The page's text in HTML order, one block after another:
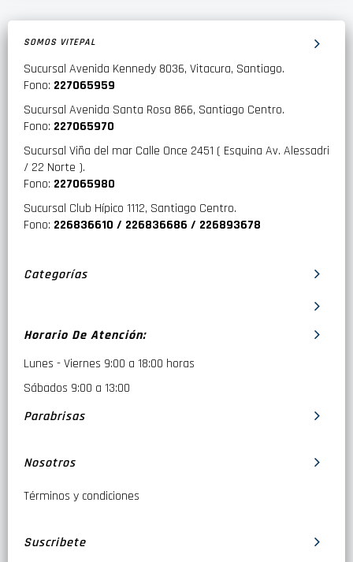
SOMOS VITEPAL
Sucursal Avenida Kennedy 8036, Vitacura, Santiago.
Fono: 227065959
Sucursal Avenida Santa Rosa 866, Santiago Centro.
Fono: 227065970
Sucursal Viña del mar Calle Once 2451 ( Esquina Av. Alessadri
/ 22 Norte ).
Fono: 227065980
Sucursal Club Hípico 1112, Santiago Centro.
Fono: 226836610 / 226836686 / 226893678
Categorías
Horario De Atención:
Lunes - Viernes 9:00 a 18:00 horas
Sábados 9:00 a 13:00
Parabrisas
Nosotros
Términos y condiciones
Suscribete